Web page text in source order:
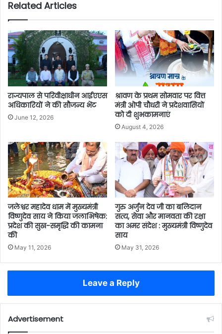
Related Articles
राज्यपाल से परिवीक्षाधीन आईएएस
अधिकारियों ने की सौजन्य भेंट
June 12, 2026
श्रावण के प्रथम सोमवार पर वित्त
मंत्री ओपी चौधरी ने प्रदेशवासियों
को दी शुभकामनाएं
August 4, 2026
जलेश्वर महादेव धाम में मुख्यमंत्री
विष्णुदेव साय ने किया जलाभिषेक:
प्रदेश की सुख-समृद्धि की कामना
की
May 11, 2026
गुरु अर्जुन देव जी का बलिदान
सत्य, सेवा और मानवता की रक्षा
का अमर संदेश : मुख्यमंत्री विष्णुदेव
साय
May 31, 2026
Leave a Reply
Advertisement